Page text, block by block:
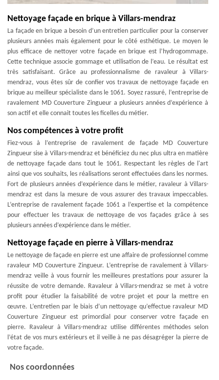
Nettoyage façade en brique à Villars-mendraz
La façade en brique a besoin d’un entretien particulier pour la conserver
plusieurs années mais également pour le côté esthétique. Le moyen le
plus efficace de nettoyer votre façade en brique est l’hydrogommage.
Cette technique associe gommage et utilisation de l’eau. Le résultat est
très satisfaisant. Grâce au professionnalisme de ravaleur à Villars-
mendraz, vous êtes sûr de confier vos travaux de nettoyage façade en
brique au meilleur spécialiste dans le 1061. Soyez rassuré, l’entreprise de
ravalement MD Couverture Zingueur a plusieurs années d’expérience à
son actif et elle connait toutes les ficelles du métier.
Nos compétences à votre profit
Fiez-vous à l’entreprise de ravalement de façade MD Couverture
Zingueur sise à Villars-mendraz et bénéficiez du nec plus ultra en matière
de nettoyage façade dans tout le 1061. Respectant les règles de l'art
ainsi que vos souhaits, les réalisations seront effectuées dans les normes.
Fort de plusieurs années d’expérience dans le métier, ravaleur à Villars-
mendraz est dans la mesure de vous assurer des travaux impeccables.
L’entreprise de ravalement façade 1061 a l’expertise et la compétence
pour effectuer les travaux de nettoyage de vos façades grâce à ses
plusieurs années d’expérience dans le métier.
Nettoyage façade en pierre à Villars-mendraz
Le nettoyage de façade en pierre est une affaire de professionnel comme
ravaleur MD Couverture Zingueur. L’entreprise de ravalement à Villars-
mendraz veille à vous fournir les meilleures prestations pour assurer la
réussite de votre demande. Ravaleur à Villars-mendraz se met à votre
profit pour étudier la faisabilité de votre projet et pour la mettre en
œuvre. L’entretien par le biais d’un nettoyage qu’effectue ravaleur MD
Couverture Zingueur est primordial pour conserver votre façade en
pierre. Ravaleur à Villars-mendraz utilise différentes méthodes selon
l’état de vos murs extérieurs et il veille à ne pas désagréger la pierre de
votre façade.
Nos coordonnées